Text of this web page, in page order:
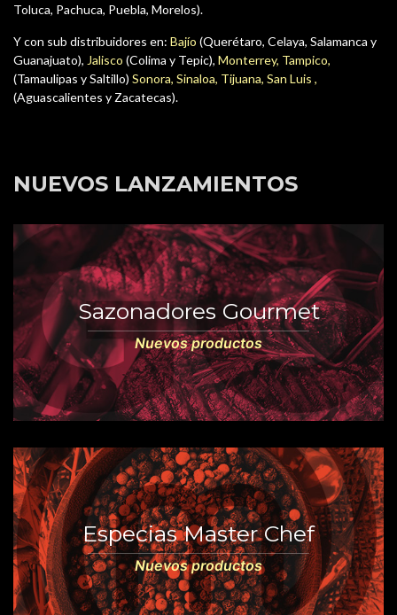
Toluca, Pachuca, Puebla, Morelos).
Y con sub distribuidores en: Bajío (Querétaro, Celaya, Salamanca y
Guanajuato), Jalisco (Colima y Tepic), Monterrey, Tampico,
(Tamaulipas y Saltillo) Sonora, Sinaloa, Tijuana, San Luis ,
(Aguascalientes y Zacatecas).
NUEVOS LANZAMIENTOS
Sazonadores Gourmet
Nuevos productos
Especias Master Chef
Nuevos productos